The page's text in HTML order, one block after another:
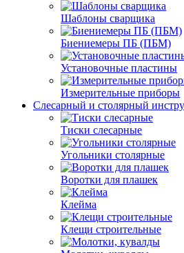
Шаблоны сварщика
Биениемеры ПБ (ПБМ)
Установочные пластины
Измерительные приборы
Слесарный и столярный
Тиски слесарные
Угольники столярные
Воротки для плашек
Клейма
Клещи строительные